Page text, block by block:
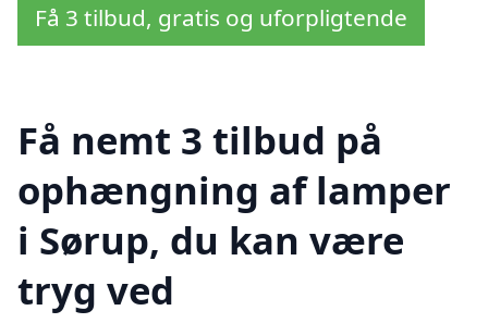
Få 3 tilbud, gratis og uforpligtende
Få nemt 3 tilbud på
ophængning af lamper
i Sørup, du kan være
tryg ved